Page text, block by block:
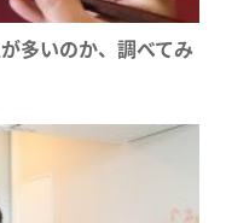
多いのか、調べてみ